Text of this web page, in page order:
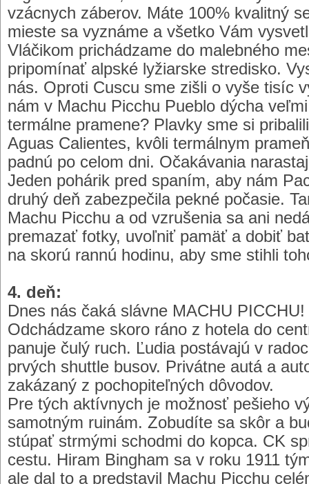
vzácnych záberov. Máte 100% kvalitný
mieste sa vyznáme a všetko Vám
Vláčikom prichádzame do malebného
pripomínať alpské lyžiarske stredisko.
nás. Oproti Cuscu sme zišli o vyše tisíc
nám v Machu Picchu Pueblo dýcha
termálne pramene? Plavky sme si
Aguas Calientes, kvôli termálnym
padnú po celom dni. Očakávania
Jeden pohárik pred spaním, aby nám
druhý deň zabezpečila pekné počasie.
Machu Picchu a od vzrušenia sa ani
premazať fotky, uvoľniť pamäť a dobiť
na skorú rannú hodinu, aby sme stihli
4. deň:
Dnes nás čaká slávne MACHU
Odchádzame skoro ráno z hotela do
panuje čulý ruch. Ľudia postávajú v
prvých shuttle busov. Privátne autá a
zakázaný z pochopiteľných dôvodov.
Pre tých aktívnych je možnosť pešieho
samotným ruinám. Zobudíte sa skôr a
stúpať strmými schodmi do kopca. CK
cestu. Hiram Bingham sa v roku 1911
ale dal to a predstavil Machu Picchu